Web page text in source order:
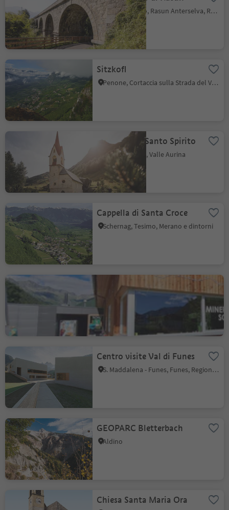
Rasun di Sotto, Rasun Anterselva, Regione dolomitica Plan de Corones
Sitzkofl
Penone, Cortaccia sulla Strada del Vino, Strada del Vino
Chiesetta di Santo Spirito
Casere, Predoi, Valle Aurina
Cappella di Santa Croce
Schernag, Tesimo, Merano e dintorni
Centro Visite Parco
Naturale Casere & Shop
Casere, Predoi, Valle Aurina
Centro visite Val di Funes
S. Maddalena - Funes, Funes, Regione dolomitica Val di Funes
GEOPARC Bletterbach
Aldino
Chiesa Santa Maria Ora